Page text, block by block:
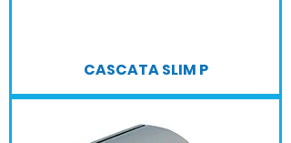
CASCATA SLIM P